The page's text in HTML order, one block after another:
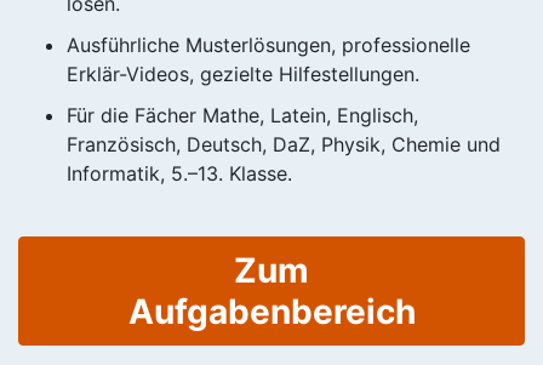
Ausführliche Musterlösungen, professionelle
Erklär-Videos, gezielte Hilfestellungen.
Für die Fächer Mathe, Latein, Englisch,
Französisch, Deutsch, DaZ, Physik, Chemie und
Informatik, 5.–13. Klasse.
Zum
Aufgabenbereich